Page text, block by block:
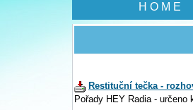
H O M E
Restituční tečka -
Pořady HEY Radia -